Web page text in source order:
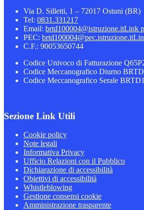
Via D. Silletti, 1 – 72017 Ostuni (BR)
Tel: 0831.331217
Email: brtd100004@istruzione.itLink
PEC: brtd100004@pec.istruzione.it
C.F.: 90053650744
Codice Univoco di Fatturazione
Codice Meccanografico Diurno
Codice Meccanografico Serale
Sezione Link Utili
Cookie policy
Note legali
Informativa Privacy
Ufficio Relazioni con il Pubblico
Dichiarazione di accessibilità
Obiettivi di accessibilità
Whistleblowing
Gestione consensi cookie
Amministrazione trasparente